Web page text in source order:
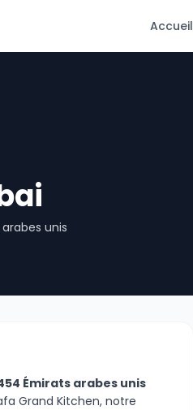
Accueil
unis
Émirats arabes unis
Grand Kitchen, notre